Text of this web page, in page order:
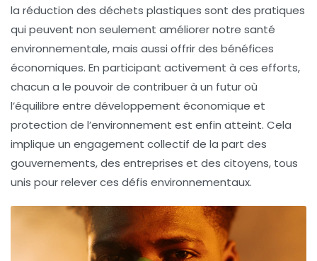
la réduction des déchets plastiques sont des pratiques
qui peuvent non seulement améliorer notre santé
environnementale, mais aussi offrir des bénéfices
économiques. En participant activement à ces efforts,
chacun a le pouvoir de contribuer à un futur où
l’équilibre entre développement économique et
protection de l’environnement est enfin atteint. Cela
implique un engagement collectif de la part des
gouvernements, des entreprises et des citoyens, tous
unis pour relever ces défis environnementaux.